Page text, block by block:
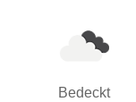
Bedeckt